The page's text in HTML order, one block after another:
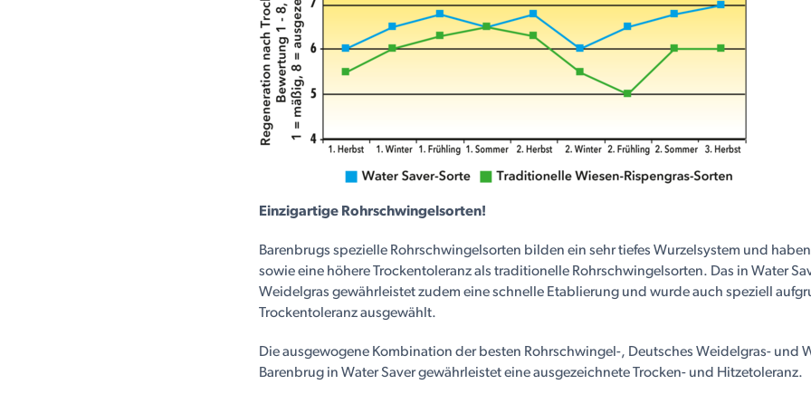
Einzigartige Rohrschwingelsorten!
Barenbrugs spezielle Rohrschwingelsorten bilden ein sehr tiefes Wurzelsystem und
sowie eine höhere Trockentoleranz als traditionelle Rohrschwingelsorten. Das in Water
Weidelgras gewährleistet zudem eine schnelle Etablierung und wurde auch speziell
Trockentoleranz ausgewählt.
Die ausgewogene Kombination der besten Rohrschwingel-, Deutsches Weidelgras- und
Barenbrug in Water Saver gewährleistet eine ausgezeichnete Trocken- und Hitzetoleranz.